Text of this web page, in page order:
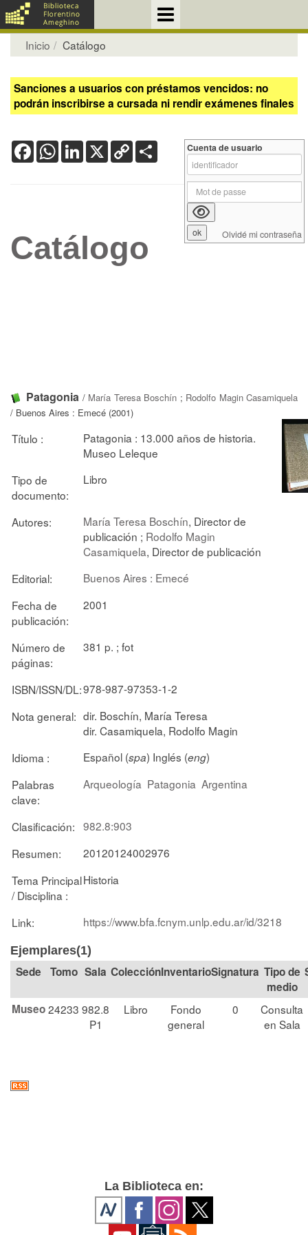
Inicio Catálogo
Sanciones a usuarios con préstamos vencidos: no
podrán inscribirse a cursada ni rendir exámenes finales
FacebookWhatsApp
LinkedIn
X Copy
Link
Catálogo
Patagonia / María Teresa Boschín ; Rodolfo Magin Casamiquela
/ Buenos Aires : Emecé (2001)
Título :
Patagonia : 13.000 años de historia.
Museo Leleque
Tipo de
documento:
Libro
Autores: María Teresa Boschín, Director de
publicación ; Rodolfo Magin
Casamiquela, Director de publicación
Editorial:
Buenos Aires : Emecé
Fecha de
publicación:
2001
Número de
páginas:
381 p. ; fot
ISBN/ISSN/DL:978-987-97353-1-2
Nota general: dir. Boschín, María Teresa
dir. Casamiquela, Rodolfo Magin
Idioma :
Español (spa) Inglés (eng)
Palabras
clave:
Arqueología Patagonia Argentina
Clasificación: 982.8:903
Resumen:
20120124002976
Tema Principal
/ Disciplina :
Historia
Link: https://www.bfa.fcnym.unlp.edu.ar/id/3218
Ejemplares(1)
Tomo Sala Colección Signatura Tipo de
medio
Museo24233 982.8
P1
Libro
Fondo
general
0
Consulta
en Sala
Cuenta de usuario
Olvidé mi contraseña
La Biblioteca en: